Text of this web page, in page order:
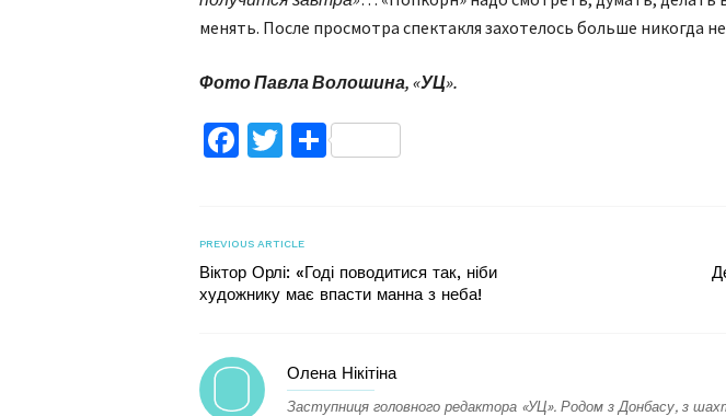
менять. После просмотра спектакля захотелось больше никогда
Фото Павла Волошина, «УЦ».
Facebook
TwitterПоділитися
PREVIOUS ARTICLE
Віктор Орлі: «Годі поводитися так, ніби
художнику має впасти манна з неба!
Олена Нікітіна
Заступниця головного редактора «УЦ». Родом з Донбасу, з